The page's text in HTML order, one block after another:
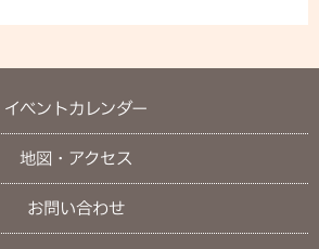
イベントカレンダー
地図・アクセス
お問い合わせ